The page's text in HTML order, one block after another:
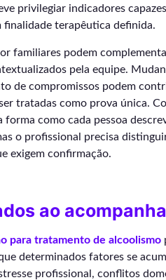
privilegiar indicadores
finalidade terapêutica definida.
familiares podem
pela equipe.
de compromissos podem
tratadas como prova única.
forma como cada pessoa
o profissional precisa
exigem confirmação.
ao
para tratamento de alcoolismo
determinados fatores se
profissional, conflitos